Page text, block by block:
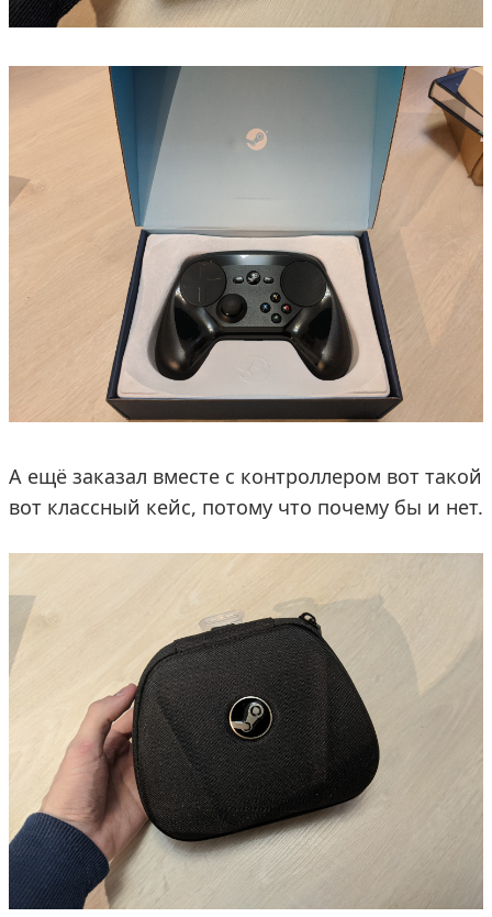
А ещё заказал вместе с контроллером вот такой
вот классный кейс, потому что почему бы и нет.